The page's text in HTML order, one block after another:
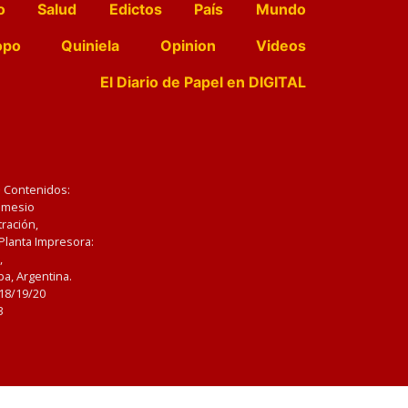
Salud Edictos País
Mundo
Quiniela Opinion
Videos
El Diario de Papel en DIGITAL
Impresora:
Argentina.
19/20